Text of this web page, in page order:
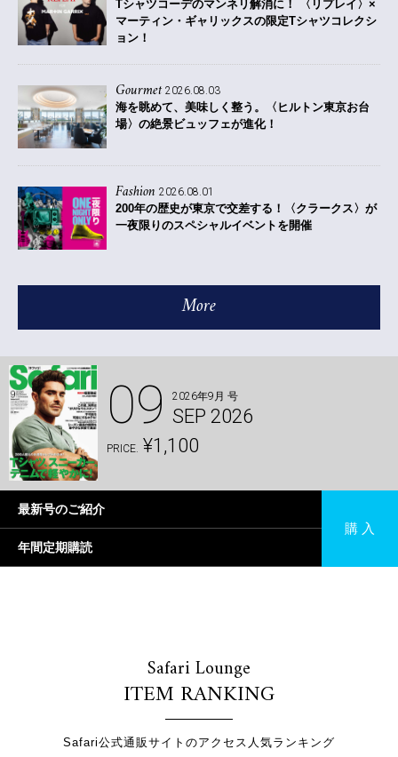
Tシャツコーデのマンネリ解消に！ 〈リプレイ〉×
マーティン・ギャリックスの限定Tシャツコレクシ
ョン！
Gourmet 2026.08.03
海を眺めて、美味しく整う。〈ヒルトン東京お台
場〉の絶景ビュッフェが進化！
Fashion 2026.08.01
200年の歴史が東京で交差する！〈クラークス〉が
一夜限りのスペシャルイベントを開催
More
09 2026年9月 号
SEP 2026
PRICE. ¥1,100
最新号のご紹介
年間定期購読
購 入
Safari Lounge
ITEM RANKING
Safari公式通販サイトのアクセス人気ランキング